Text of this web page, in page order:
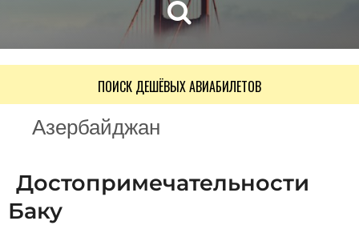
ПОИСК ДЕШЁВЫХ АВИАБИЛЕТОВ
Азербайджан
Достопримечательности
Баку